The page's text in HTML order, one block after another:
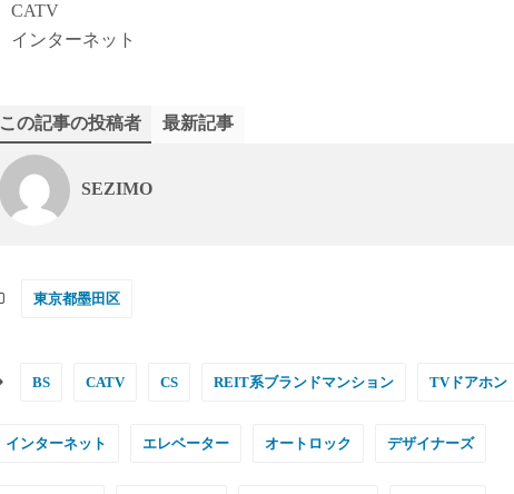
CATV
インターネット
この記事の投稿者 最新記事
SEZIMO
東京都墨田区
BS CATV CS REIT系ブランドマンション TVドアホン
インターネット エレベーター オートロック デザイナーズ